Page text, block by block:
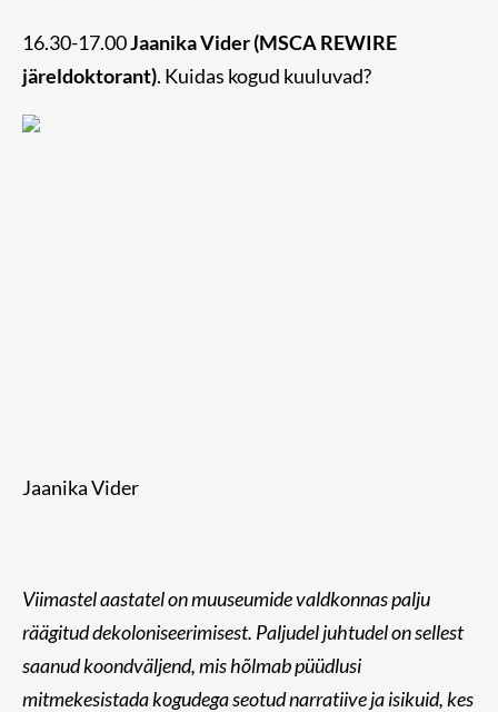
16.30-17.00Jaanika Vider (MSCA REWIRE
järeldoktorant). Kuidas kogud kuuluvad?
Jaanika Vider
Viimastel aastatel on muuseumide valdkonnas palju
räägitud dekoloniseerimisest. Paljudel juhtudel on sellest
saanud koondväljend, mis hõlmab püüdlusi
mitmekesistada kogudega seotud narratiive ja isikuid, kes